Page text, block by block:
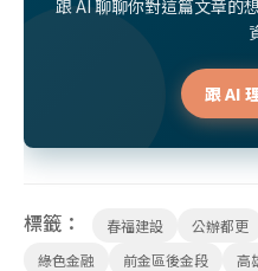
跟 AI 聊聊你對這篇文章的
跟 AI
標籤： 春福建設 公辦都更
綠色金融
前金區後金段 高